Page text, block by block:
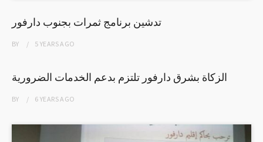
تدشين برنامج ثمرات بجنوب دارفور
BY 5 YEARSAGO
الزكاة بشرق دارفور تلتزم بدعم الخدمات الضرورية
BY 6 YEARSAGO